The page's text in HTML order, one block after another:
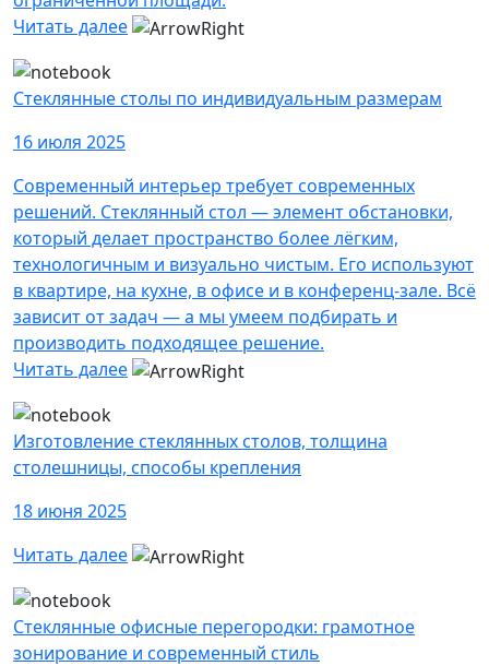
Читать далее
Стеклянные столы по индивидуальным размерам
16 июля 2025
Современный интерьер требует современных
решений. Стеклянный стол — элемент обстановки,
который делает пространство более лёгким,
технологичным и визуально чистым. Его используют
в квартире, на кухне, в офисе и в конференц-зале. Всё
зависит от задач — а мы умеем подбирать и
производить подходящее решение.
Читать далее
Изготовление стеклянных столов, толщина
столешницы, способы крепления
18 июня 2025
Читать далее
Стеклянные офисные перегородки: грамотное
зонирование и современный стиль